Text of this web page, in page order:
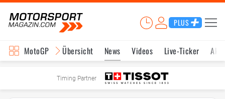
PLUS
MotoGP Übersicht News Videos Live-Ticker
Timing Partner